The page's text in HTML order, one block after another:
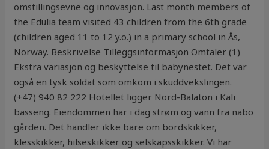
omstillingsevne og innovasjon. Last month members of
the Edulia team visited 43 children from the 6th grade
(children aged 11 to 12 y.o.) in a primary school in Ås,
Norway. Beskrivelse Tilleggsinformasjon Omtaler (1)
Ekstra variasjon og beskyttelse til babynestet. Det var
også en tysk soldat som omkom i skuddvekslingen.
(+47) 940 82 222 Hotellet ligger Nord-Balaton i Kali
basseng. Eiendommen har i dag strøm og vann fra nabo
gården. Det handler ikke bare om bordskikker,
klesskikker, hilseskikker og selskapsskikker. Vi har